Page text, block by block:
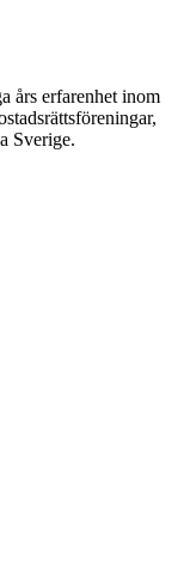
års erfarenhet inom
Sverige.